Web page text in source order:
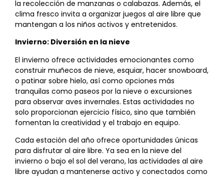
la recolección de manzanas o calabazas. Además, el
clima fresco invita a organizar juegos al aire libre que
mantengan a los niños activos y entretenidos.
Invierno: Diversión en la nieve
El invierno ofrece actividades emocionantes como
construir muñecos de nieve, esquiar, hacer snowboard,
o patinar sobre hielo, así como opciones más
tranquilas como paseos por la nieve o excursiones
para observar aves invernales. Estas actividades no
solo proporcionan ejercicio físico, sino que también
fomentan la creatividad y el trabajo en equipo.
Cada estación del año ofrece oportunidades únicas
para disfrutar al aire libre. Ya sea en la nieve del
invierno o bajo el sol del verano, las actividades al aire
libre ayudan a mantenerse activo y conectados como